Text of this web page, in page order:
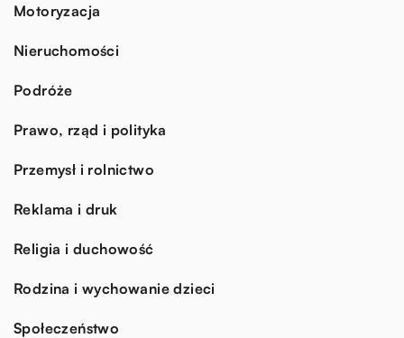
Motoryzacja
Nieruchomości
Podróże
Prawo, rząd i polityka
Przemysł i rolnictwo
Reklama i druk
Religia i duchowość
Rodzina i wychowanie dzieci
Społeczeństwo